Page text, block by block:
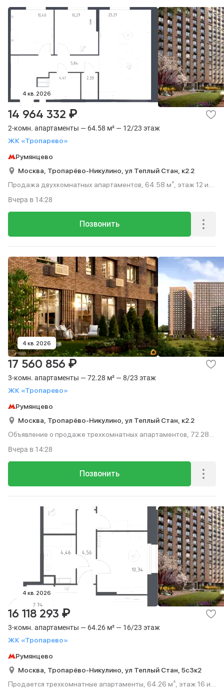
4 кв. 2026
2-комн. апартаменты — 64.58 м² — 12/23 этаж
ЖК «Тропарево»
14 964 332 ₽
Румянцево
Москва, Тропарёво-Никулино, ул Теплый Стан, к2.2
Продажа двухкомнатных апартаментов, 64.58 м², этаж 12 из
Позвонить
Вчера в 14:28
4 кв. 2026
3-комн. апартаменты — 72.28 м² — 8/23 этаж
ЖК «Тропарево»
17 560 856 ₽
Румянцево
Москва, Тропарёво-Никулино, ул Теплый Стан, к2.2
Объявление о продаже трехкомнатных апартаментов, 72.28
Позвонить
Вчера в 14:28
4 кв. 2026
3-комн. апартаменты — 64.26 м² — 16/23 этаж
ЖК «Тропарево»
16 118 293 ₽
Румянцево
Москва, Тропарёво-Никулино, ул Теплый Стан, 5с3к2
Продается трехкомнатные апартаменты, 64.26 м², этаж 16 из